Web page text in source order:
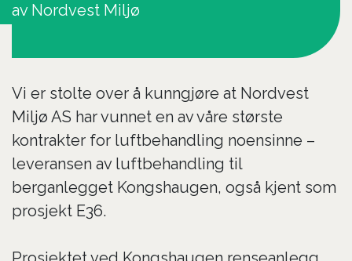
av Nordvest Miljø
Vi er stolte over å kunngjøre at Nordvest
Miljø AS har vunnet en av våre største
kontrakter for luftbehandling noensinne –
leveransen av luftbehandling til
berganlegget Kongshaugen, også kjent som
prosjekt E36.